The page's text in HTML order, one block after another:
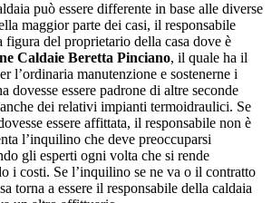
può essere differente in base alle diverse
maggior parte dei casi, il responsabile
del proprietario della casa dove è
Caldaie Beretta Pinciano, il quale ha il
l’ordinaria manutenzione e sostenerne i
dovesse essere padrone di altre seconde
dei relativi impianti termoidraulici. Se
essere affittata, il responsabile non è
l’inquilino che deve preoccuparsi
gli esperti ogni volta che si rende
i costi. Se l’inquilino se ne va o il contratto
torna a essere il responsabile della caldaia